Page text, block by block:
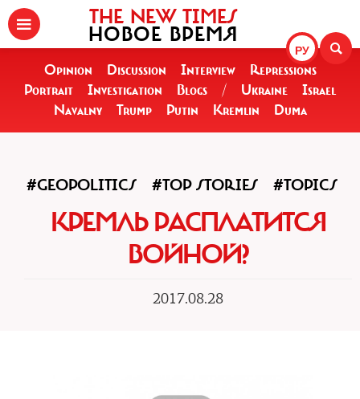
РУ
THE NEW TIMES
НОВОЕ ВРЕМЯ
Opinion Discussion Interview
Repressions
Portrait
Investigation Blogs / Ukraine
Israel
Navalny
Trump Putin Kremlin Duma
#GEOPOLITICS #TOP STORIES #TOPICS
КРЕМЛЬ РАСПЛАТИТСЯ
ВОЙНОЙ?
2017.08.28